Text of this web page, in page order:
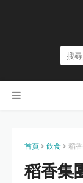
首頁 飲食 稻
稻香集